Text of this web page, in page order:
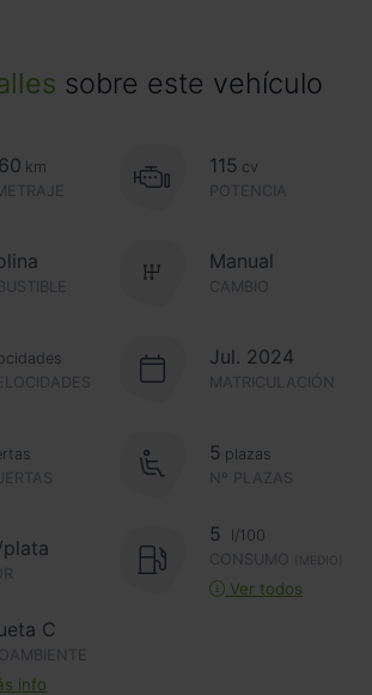
sobre este vehículo
km
115 cv
POTENCIA
CAMBIO
Manual
Jul. 2024
MATRICULACIÓN
Nº PLAZAS
5 plazas
5
l/100
CONSUMO
(MEDIO)
Ver todos
C
info